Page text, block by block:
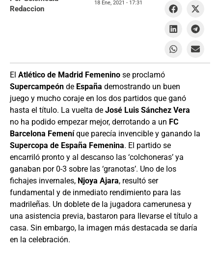
El Atlético de Madrid Femenino se proclamó
Supercampeón de España demostrando un buen
juego y mucho coraje en los dos partidos que ganó
hasta el título. La vuelta de José Luis Sánchez Vera
no ha podido empezar mejor, derrotando a un FC
Barcelona Femeníque parecía invencible y ganando la
Supercopa de España Femenina. El partido se
encarriló pronto y al descanso las ‘colchoneras’ ya
ganaban por 0-3 sobre las ‘granotas’. Uno de los
fichajes invernales, Njoya Ajara, resultó ser
fundamental y de inmediato rendimiento para las
madrileñas. Un doblete de la jugadora camerunesa y
una asistencia previa, bastaron para llevarse el título a
casa. Sin embargo, la imagen más destacada se daría
en la celebración.
Redaccion
18 Ene, 2021 - 17:31